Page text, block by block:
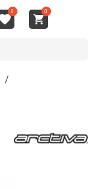
0 0
/